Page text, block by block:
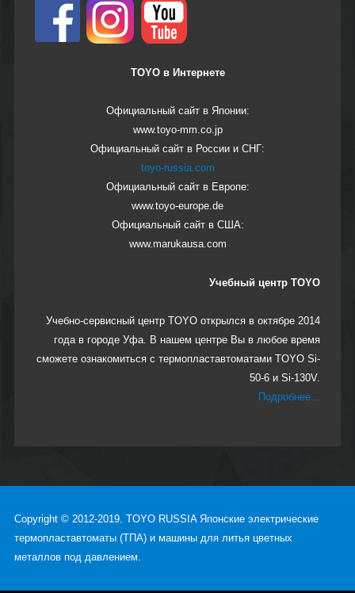
TOYO в Интернете
Официальный сайт в Японии:
www.toyo-mm.co.jp
Официальный сайт в России и СНГ:
toyo-russia.com
Официальный сайт в Европе:
www.toyo-europe.de
Официальный сайт в США:
www.marukausa.com
Учебный центр TOYO
Учебно-сервисный центр TOYO открылся в октябре 2014
года в городе Уфа. В нашем центре Вы в любое время
сможете ознакомиться с термопластавтоматами TOYO Si-
50-6 и Si-130V.
Подробнее...
Copyright © 2012-2019. TOYO RUSSIA Японские электрические
термопластавтоматы (ТПА) и машины для литья цветных
металлов под давлением.